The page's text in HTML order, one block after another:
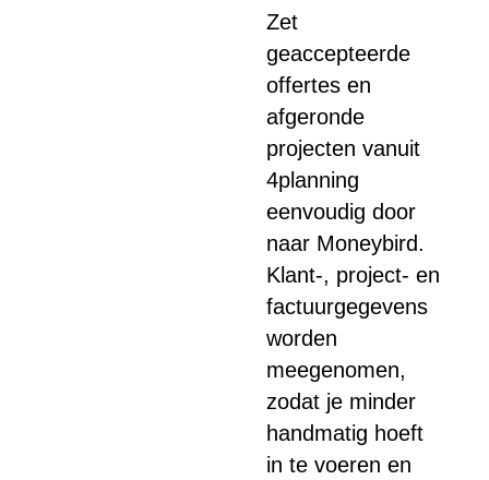
Zet
geaccepteerde
offertes en
afgeronde
projecten vanuit
4planning
eenvoudig door
naar Moneybird.
Klant-, project- en
factuurgegevens
worden
meegenomen,
zodat je minder
handmatig hoeft
in te voeren en